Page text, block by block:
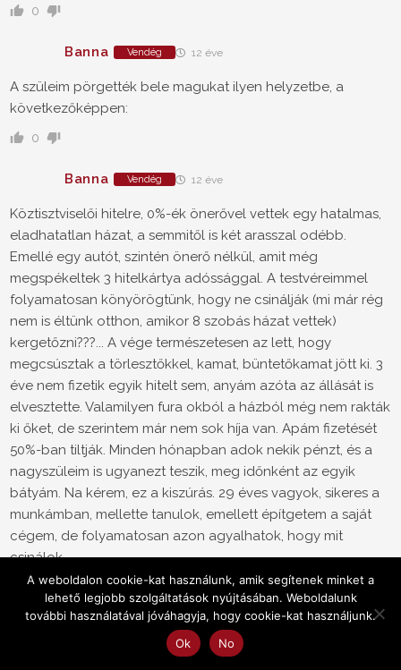
0
Banna Vendég 12 éve
A szüleim pörgették bele magukat ilyen helyzetbe, a
következőképpen:
0
Banna Vendég 12 éve
Köztisztviselői hitelre, 0%-ék önerővel vettek egy hatalmas,
eladhatatlan házat, a semmitől is két arasszal odébb.
Emellé egy autót, szintén önerő nélkül, amit még
megspékeltek 3 hitelkártya adóssággal. A testvéreimmel
folyamatosan könyörögtünk, hogy ne csinálják (mi már rég
nem is éltünk otthon, amikor 8 szobás házat vettek)
kergetőzni???... A vége természetesen az lett, hogy
megcsúsztak a törlesztőkkel, kamat, büntetőkamat jött ki. 3
éve nem fizetik egyik hitelt sem, anyám azóta az állását is
elvesztette. Valamilyen fura okból a házból még nem rakták
ki őket, de szerintem már nem sok híja van. Apám fizetését
50%-ban tiltják. Minden hónapban adok nekik pénzt, és a
nagyszüleim is ugyanezt teszik, meg időnként az egyik
bátyám. Na kérem, ez a kiszúrás. 29 éves vagyok, sikeres a
munkámban, mellette tanulok, emellett építgetem a saját
cégem, de folyamatosan azon agyalhatok, hogy mit
csinálok
0
12 éve
A weboldalon cookie-kat használunk, amik segítenek minket a
lehető legjobb szolgáltatások nyújtásában. Weboldalunk
további használatával jóváhagyja, hogy cookie-kat használjunk.
Ok
No